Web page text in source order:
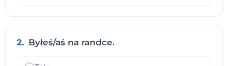
2. Byłeś/aś na randce.